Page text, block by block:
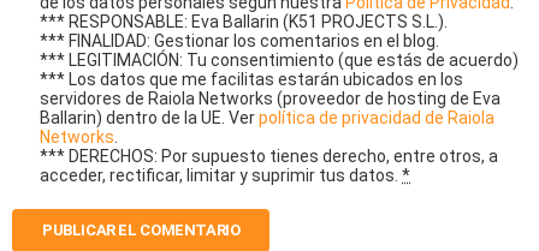
*** RESPONSABLE: Eva Ballarin (K51 PROJECTS S.L.).
*** FINALIDAD: Gestionar los comentarios en el blog.
*** LEGITIMACIÓN: Tu consentimiento (que estás de acuerdo)
*** Los datos que me facilitas estarán ubicados en los
servidores de Raiola Networks (proveedor de hosting de Eva
Ballarin) dentro de la UE. Verpolítica de privacidad de Raiola
Networks
*** DERECHOS: Por supuesto tienes derecho, entre otros, a
acceder, rectificar, limitar y suprimir tus datos. *